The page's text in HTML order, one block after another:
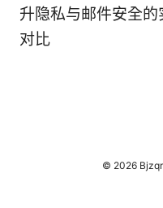
升隐私与邮件安全
对比
© 2026